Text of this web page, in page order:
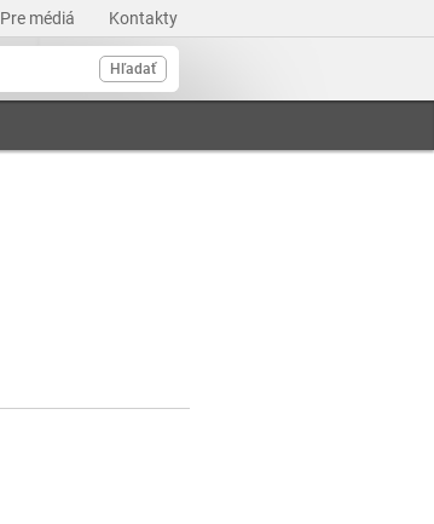
Pre médiá Kontakty
Hľadať